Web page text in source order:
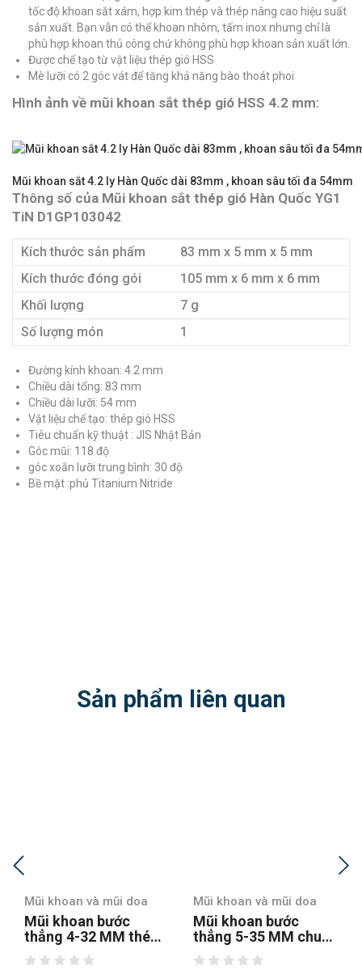
tốc độ khoan sắt xám, hợp kim thép và thép nâng cao hiệu suất
sản xuất. Bạn vẫn có thể khoan nhôm, tấm inox nhưng chỉ là
phù hợp khoan thủ công chứ không phù hợp khoan sản xuất lớn.
Được chế tạo từ vật liệu thép gió HSS
Mè lưỡi có 2 góc vát để tăng khả năng bào thoát phoi
Hình ảnh về mũi khoan sắt thép gió HSS 4.2 mm:
Mũi khoan sắt 4.2 ly Hàn Quốc dài 83mm , khoan sâu tối đa 54mm
Thông số của Mũi khoan sắt thép gió Hàn Quốc YG1
TiN D1GP103042
Kích thước sản phẩm
83 mm x 5 mm x 5 mm
Kích thước đóng gói
105 mm x 6 mm x 6 mm
Khối lượng
7 g
Số lượng món
1
Đường kính khoan: 4.2 mm
Chiều dài tổng: 83 mm
Chiều dài lưỡi: 54 mm
Vật liệu chế tạo: thép gió HSS
Tiêu chuẩn kỹ thuật : JIS Nhật Bản
Góc mũi: 118 độ
góc xoắn lưỡi trung bình: 30 độ
Bề mặt :phủ Titanium Nitride
Sản phẩm liên quan
Mũi khoan và mũi doa
Mũi khoan bước
thẳng 5-35 MM chuôi
tròn
Mũi khoan và mũi doa
Mũi khoan bước
thẳng chuôi tròn 4-12
hss4241 tin